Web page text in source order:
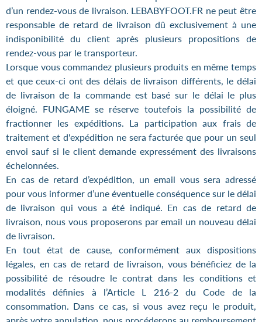
d’un rendez-vous de livraison. LEBABYFOOT.FR ne peut être
responsable de retard de livraison dû exclusivement à une
indisponibilité du client après plusieurs propositions de
rendez-vous par le transporteur.
Lorsque vous commandez plusieurs produits en même temps
et que ceux-ci ont des délais de livraison différents, le délai
de livraison de la commande est basé sur le délai le plus
éloigné. FUNGAME se réserve toutefois la possibilité de
fractionner les expéditions. La participation aux frais de
traitement et d'expédition ne sera facturée que pour un seul
envoi sauf si le client demande expressément des livraisons
échelonnées.
En cas de retard d’expédition, un email vous sera adressé
pour vous informer d’une éventuelle conséquence sur le délai
de livraison qui vous a été indiqué. En cas de retard de
livraison, nous vous proposerons par email un nouveau délai
de livraison.
En tout état de cause, conformément aux dispositions
légales, en cas de retard de livraison, vous bénéficiez de la
possibilité de résoudre le contrat dans les conditions et
modalités définies à l’Article L 216-2 du Code de la
consommation. Dans ce cas, si vous avez reçu le produit,